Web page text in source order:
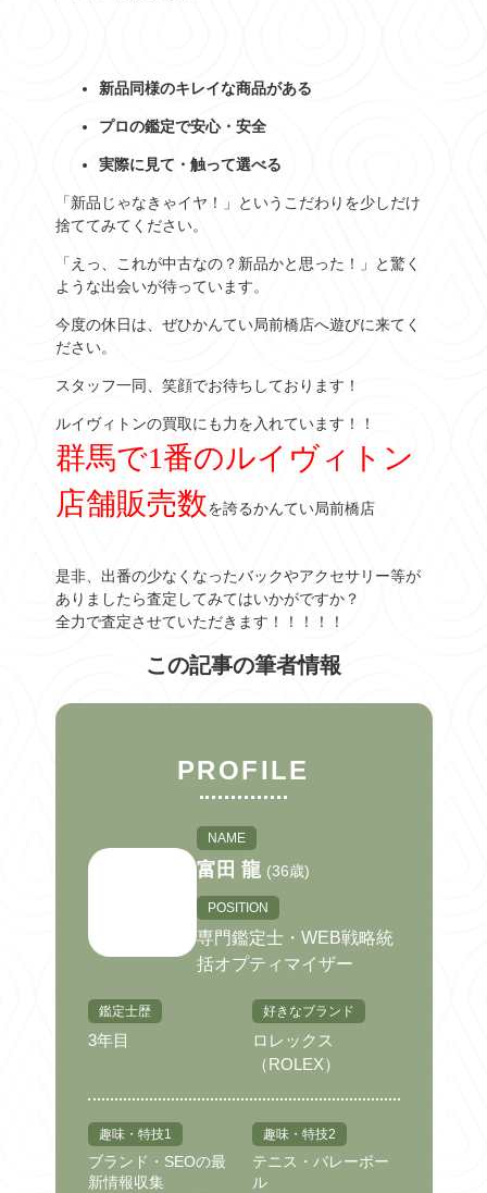
新品同様のキレイな商品がある
プロの鑑定で安心・安全
実際に見て・触って選べる
「新品じゃなきゃイヤ！」というこだわりを少しだけ
捨ててみてください。
「えっ、これが中古なの？新品かと思った！」と驚く
ような出会いが待っています。
今度の休日は、ぜひかんてい局前橋店へ遊びに来てく
ださい。
スタッフ一同、笑顔でお待ちしております！
ルイヴィトンの買取にも力を入れています！！
群馬で1番のルイヴィトン
店舗販売数を誇るかんてい局前橋店
是非、出番の少なくなったバックやアクセサリー等が
ありましたら査定してみてはいかがですか？
全力で査定させていただきます！！！！！
この記事の筆者情報
PROFILE
NAME
富田 龍 (36歳)
POSITION
専門鑑定士・WEB戦略統
括オプティマイザー
鑑定士歴
3年目
好きなブランド
ロレックス
（ROLEX）
趣味・特技1
ブランド・SEOの最
新情報収集
趣味・特技2
テニス・バレーボー
ル